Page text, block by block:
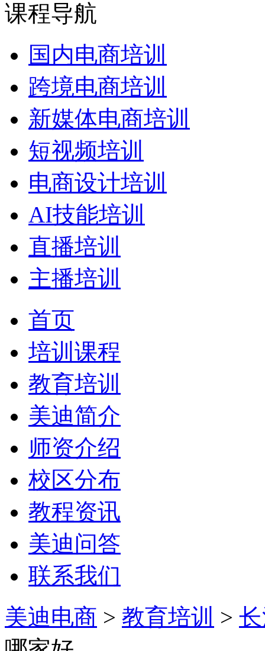
课程导航
国内电商培训
跨境电商培训
新媒体电商培训
短视频培训
电商设计培训
AI技能培训
直播培训
主播培训
首页
培训课程
教育培训
美迪简介
师资介绍
校区分布
教程资讯
美迪问答
联系我们
美迪电商 > 教育培训 >